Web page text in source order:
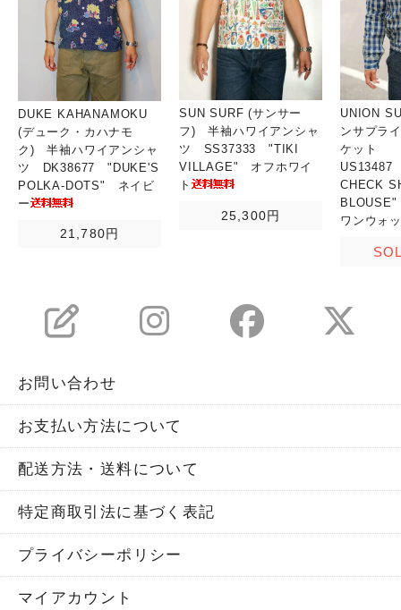
DUKE KAHANAMOKU
(デューク・カハナモ
ク) 半袖ハワイアンシャ
ツ DK38677 "DUKE'S
POLKA-DOTS" ネイビ
ー
21,780円
SUN SURF (サンサー
フ) 半袖ハワイアンシャ
ツ SS37333 "TIKI
VILLAGE" オフホワイ
ト
25,300円
UNION
ンサプラ
ケット
US13487
CHECK
ワンウォ
お問い合わせ
お支払い方法について
配送方法・送料について
特定商取引法に基づく表記
プライバシーポリシー
マイアカウント